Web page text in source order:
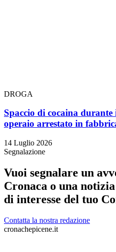
DROGA
Spaccio di cocaina
operaio arrestato in
14 Luglio 2026
Segnalazione
Vuoi segnalare un
Cronaca o una notizia
di interesse del tuo
Contatta la nostra redazione
cronachepicene.it